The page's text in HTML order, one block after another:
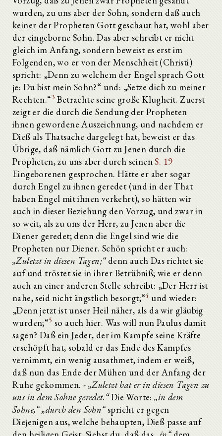
wurden, zu uns aber der Sohn, sondern daß auch
keiner der Propheten Gott geschaut hat, wohl aber
der eingeborne Sohn. Das aber schreibt er nicht
gleich im Anfang, sondern beweist es erst im
Folgenden, wo er von der Menschheit (Christi)
spricht: „Denn zu welchem der Engel sprach Gott
je: Du bist mein Sohn?“ und: „Setze dich zu meiner
Rechten.“3 Betrachte seine große Klugheit. Zuerst
zeigt er die durch die Sendung der Propheten
ihnen gewordene Auszeichnung, und nachdem er
Dieß als Thatsache dargelegt hat, beweist er das
Übrige, daß nämlich Gott zu Jenen durch die
Propheten, zu uns aber durch seinenS. 19
Eingeborenen gesprochen. Hätte er aber sogar
durch Engel zu ihnen geredet (und in der That
haben Engel mit ihnen verkehrt), so hätten wir
auch in dieser Beziehung den Vorzug, und zwar in
so weit, als zu uns der Herr, zu Jenen aber die
Diener geredet; denn die Engel sind wie die
Propheten nur Diener. Schön spricht er auch:
„Zuletzt in diesen Tagen;“denn auch Das richtet sie
auf und tröstet sie in ihrer Betrübniß; wie er denn
auch an einer anderen Stelle schreibt: „Der Herr ist
nahe, seid nicht ängstlich besorgt;“4 und wieder:
„Denn jetzt ist unser Heil näher, als da wir gläubig
wurden;“5 so auch hier. Was will nun Paulus damit
sagen? Daß ein Jeder, der im Kampfe seine Kräfte
erschöpft hat, sobald er das Ende des Kampfes
vernimmt, ein wenig ausathmet, indem er weiß,
daß nun das Ende der Mühen und der Anfang der
Ruhe gekommen. - „Zuletzt hat er in diesen Tagen zu
uns in dem Sohne geredet.“Die Worte:„in dem
Sohne,“ „durch den Sohn“spricht er gegen
Diejenigen aus, welche behaupten, Dieß passe auf